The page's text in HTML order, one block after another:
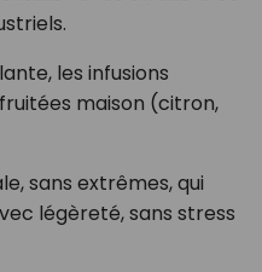
les infusions
maison (citron,
sans extrêmes, qui
légèreté, sans stress